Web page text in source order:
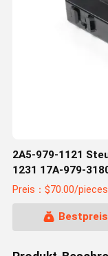
2A5-979-1121
1231 17A-979-
Preis：$70.00/pieces
Bestpreis